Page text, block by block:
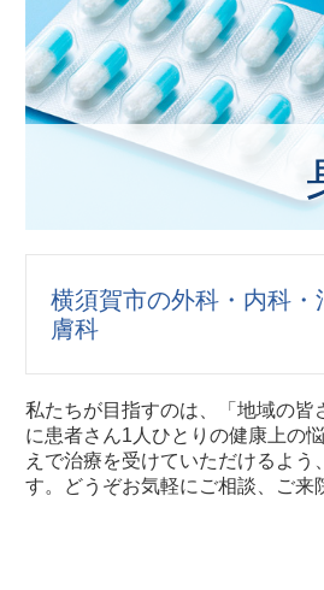
横須賀市の外科・内科
膚科
私たちが目指すのは、「地域の皆
に患者さん1人ひとりの健康上の
えで治療を受けていただけるよ
す。どうぞお気軽にご相談、ご来